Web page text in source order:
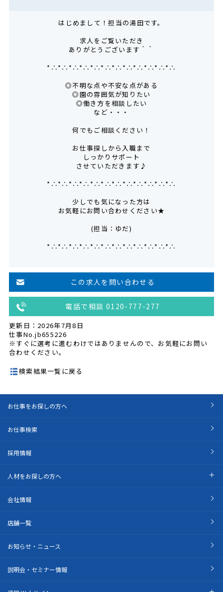
はじめまして！担当の湯田です。
求人をご覧いただき
ありがとうございます＾＾
*∴*∴*∴*∴*∴*∴*∴*∴*∴*∴*∴*∴
◎不明な点や不安な点がある
◎園の雰囲気が知りたい
◎働き方を相談したい
など・・・
何でもご相談ください！
お仕事探しから入職まで
しっかりサポート
させていただきます♪
*∴*∴*∴*∴*∴*∴*∴*∴*∴*∴*∴*∴
少しでも気になった方は
お気軽にお問い合わせください★
(担当：ゆだ)
*∴*∴*∴*∴*∴*∴*∴*∴*∴*∴*∴*∴
この求人を問い合わせる
電話で相談 0120-777-277
更新日：2026年7月8日
仕事No.jb655226
※すぐに選考に進むわけではありませんので、お気軽にお問い
合わせください。
検索結果一覧に戻る
お仕事をお探しの方へ
お仕事検索
採用情報
人材をお探しの方へ
会社情報
店舗一覧
お知らせ・ニュース
説明会・セミナー情報